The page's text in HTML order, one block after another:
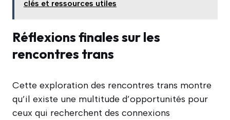
clés et ressources utiles
Réflexions finales sur les
rencontres trans
Cette exploration des rencontres trans montre
qu’il existe une multitude d’opportunités pour
ceux qui recherchent des connexions